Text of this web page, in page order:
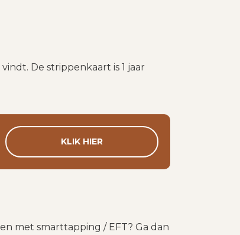
1 uur is €325,00
De strippenkaart is 1 jaar
KLIK HIER
met smarttapping / EFT? Ga dan